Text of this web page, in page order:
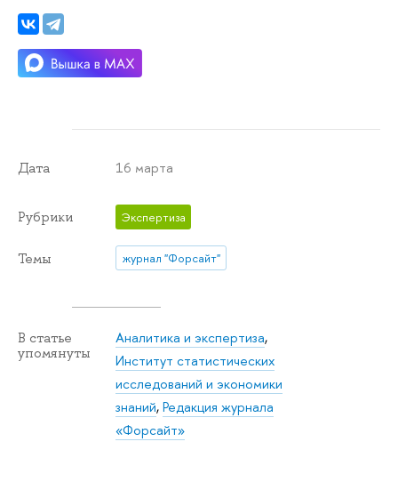
Дата 16 марта
Рубрики Экспертиза
Темы журнал "Форсайт"
В статье
упомянуты
Аналитика и экспертиза,
Институт статистических
исследований и экономики
знаний,Редакция журнала
«Форсайт»